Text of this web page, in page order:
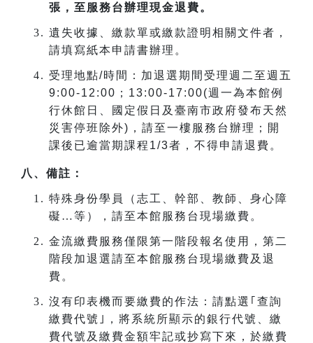
張，至服務台辦理現金退費。
遺失收據、繳款單或繳款證明相關文件者，
請填寫紙本申請書辦理。
受理地點/時間：加退選期間受理週二至週五
9:00-12:00 ； 13:00-17:00(週一為本館例
行休館日、國定假日及臺南市政府發布天然
災害停班除外) ，請至一樓服務台辦理；開
課後已逾當期課程 1/3者，不得申請退費。
八、備註：
特殊身份學員（志工、幹部、教師、身心障
礙…等），請至本館服務台現場繳費。
金流繳費服務僅限第一階段報名使用，第二
階段加退選請至本館服務台現場繳費及退
費。
沒有印表機而要繳費的作法：請點選｢查詢
繳費代號｣，將系統所顯示的銀行代號、繳
費代號及繳費金額牢記或抄寫下來，於繳費